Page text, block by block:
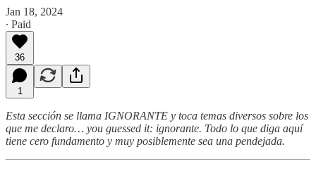
Jan 18, 2024
∙ Paid
36
1
Esta sección se llama IGNORANTE y toca temas diversos sobre los
que me declaro… you guessed it: ignorante. Todo lo que diga aquí
tiene cero fundamento y muy posiblemente sea una pendejada.